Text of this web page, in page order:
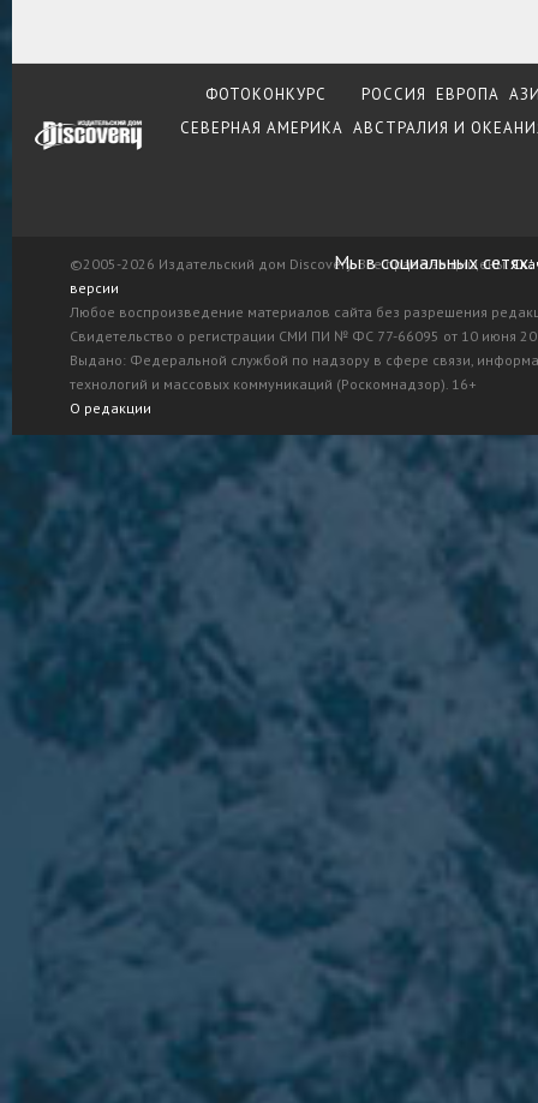
ФОТОКОНКУРС РОССИЯ ЕВРОПА
СЕВЕРНАЯ АМЕРИКА АВСТРАЛИЯ И
©2005-2026 Издательский дом Discovery. Все права защищены.
версии
Любое воспроизведение материалов сайта без разрешения
Свидетельство о регистрации СМИ ПИ № ФС 77-66095 от 10 июня
Выдано: Федеральной службой по надзору в сфере связи,
технологий и массовых коммуникаций (Роскомнадзор). 16+
О редакции
Мы в социальных сетях: